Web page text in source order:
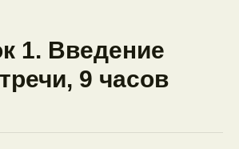
1. Введение
9 часов